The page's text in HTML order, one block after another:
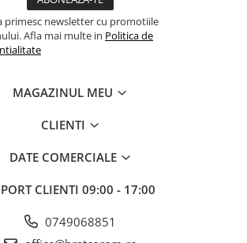
primesc newsletter cu promotiile
Afla mai multe in Politica de
MAGAZINUL MEU
CLIENTI
DATE COMERCIALE
CLIENTI 09:00 - 17:00
0749068851